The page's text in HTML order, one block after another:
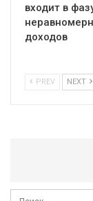
входит в
доходов
PREV NEXT